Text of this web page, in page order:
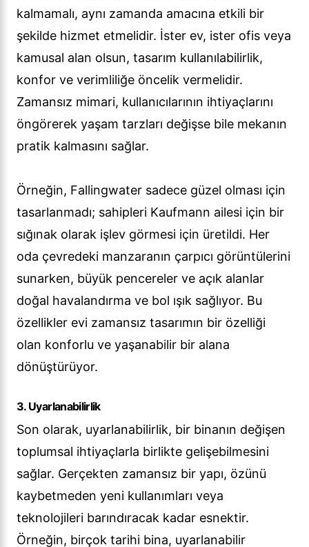
kalmamalı, aynı zamanda amacına etkili bir
şekilde hizmet etmelidir. İster ev, ister ofis veya
kamusal alan olsun, tasarım kullanılabilirlik,
konfor ve verimliliğe öncelik vermelidir.
Zamansız mimari, kullanıcılarının ihtiyaçlarını
öngörerek yaşam tarzları değişse bile mekanın
pratik kalmasını sağlar.
Örneğin, Fallingwater sadece güzel olması için
tasarlanmadı; sahipleri Kaufmann ailesi için bir
sığınak olarak işlev görmesi için üretildi. Her
oda çevredeki manzaranın çarpıcı görüntülerini
sunarken, büyük pencereler ve açık alanlar
doğal havalandırma ve bol ışık sağlıyor. Bu
özellikler evi zamansız tasarımın bir özelliği
olan konforlu ve yaşanabilir bir alana
dönüştürüyor.
3. Uyarlanabilirlik
Son olarak, uyarlanabilirlik, bir binanın değişen
toplumsal ihtiyaçlarla birlikte gelişebilmesini
sağlar. Gerçekten zamansız bir yapı, özünü
kaybetmeden yeni kullanımları veya
teknolojileri barındıracak kadar esnektir.
Örneğin, birçok tarihi bina, uyarlanabilir